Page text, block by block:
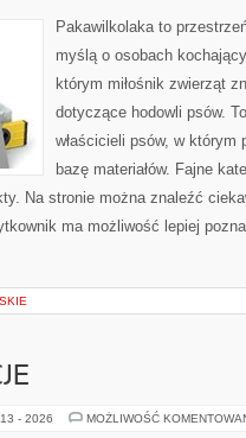
Pakawilkolaka to
myślą o osobach
którym miłośnik zwierząt
dotyczące hodowli psów.
właścicieli psów, w którym
bazę materiałów. Fajne
Na stronie można znaleźć
ma możliwość lepiej
- 2026 MOŻLIWOŚĆ